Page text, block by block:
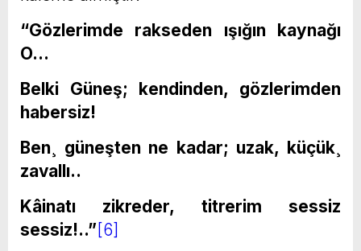
“Gözlerimde rakseden ışığın kaynağı
O…
Belki Güneş; kendinden, gözlerimden
habersiz!
Ben¸ güneşten ne kadar; uzak, küçük¸
zavallı..
Kâinatı zikreder, titrerim sessiz
sessiz!..” [6]